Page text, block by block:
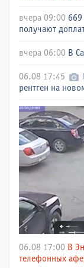
вчера 09:00 669
получают
вчера 06:00 В
06.08 17:45
рентген на
06.08 17:00 В
телефонных